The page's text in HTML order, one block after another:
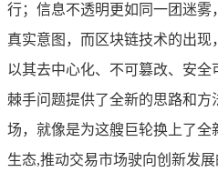
行；信息不透明更如同一团迷
真实意图，而区块链技术的出现
以其去中心化、不可篡改、安
棘手问题提供了全新的思路和
场，就像是为这艘巨轮换上了
生态,推动交易市场驶向创新发展